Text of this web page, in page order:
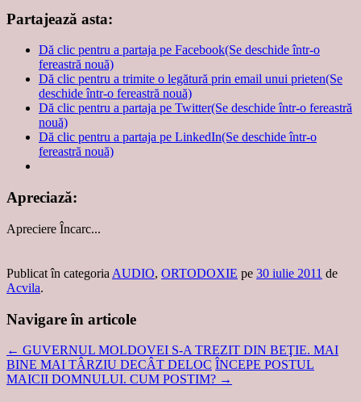
Partajează asta:
Dă clic pentru a partaja pe Facebook(Se deschide într-o
fereastră nouă)
Dă clic pentru a trimite o legătură prin email unui prieten(Se
deschide într-o fereastră nouă)
Dă clic pentru a partaja pe Twitter(Se deschide într-o fereastră
nouă)
Dă clic pentru a partaja pe LinkedIn(Se deschide într-o
fereastră nouă)
Apreciază:
Apreciere Încarc...
Publicat în categoria AUDIO, ORTODOXIE pe 30 iulie 2011 de
Acvila.
Navigare în articole
← GUVERNUL MOLDOVEI S-A TREZIT DIN BEŢIE. MAI
BINE MAI TÂRZIU DECÂT DELOC ÎNCEPE POSTUL
MAICII DOMNULUI. CUM POSTIM? →